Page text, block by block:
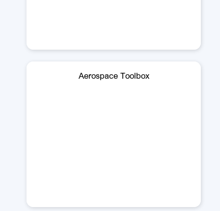
Aerospace Toolbox